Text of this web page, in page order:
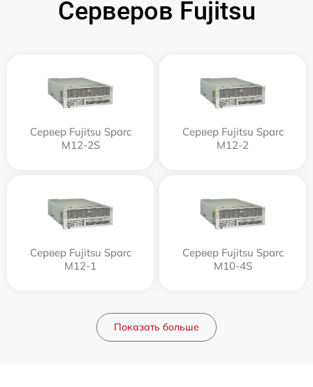
Серверов Fujitsu
Сервер Fujitsu Sparc
M12-2S
Сервер Fujitsu Sparc
M12-2
Сервер Fujitsu Sparc
M12-1
Сервер Fujitsu Sparc
M10-4S
Показать больше